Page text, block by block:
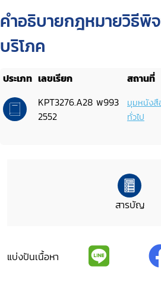
คำอธิบายกฎหมายวิธีพิ
บริโภค
ประเภท เลขเรียก สถานที่
KPT3276.A28 พ993
2552
มุมหนังสื
ทั่วไป
สารบัญ
แบ่งปันเนื้อหา